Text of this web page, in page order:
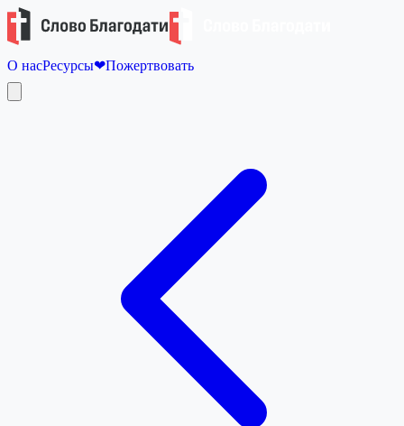
О насРесурсы❤Пожертвовать